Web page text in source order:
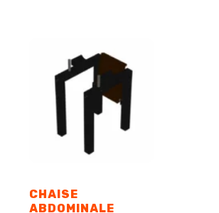
CHAISE
ABDOMINALE